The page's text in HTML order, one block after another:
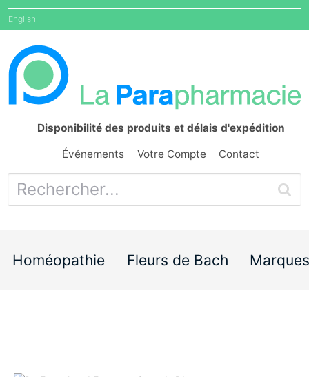
English
Disponibilité des produits et délais d'expédition
Événements Votre Compte Contact
Homéopathie Fleurs de Bach Marques